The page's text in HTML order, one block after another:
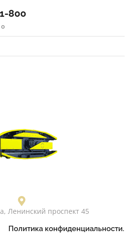
800
0
Ленинский проспект 45
Политика конфиденциальности.